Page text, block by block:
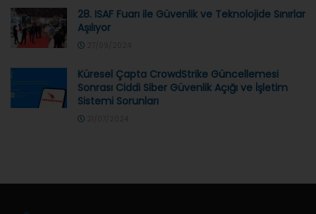
28. ISAF Fuarı ile Güvenlik ve Teknolojide Sınırlar
Aşılıyor
Küresel Çapta CrowdStrike Güncellemesi
Sonrası Ciddi Siber Güvenlik Açığı ve İşletim
Sistemi Sorunları